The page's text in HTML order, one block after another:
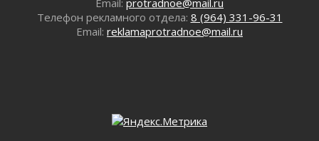
Безмолвный крик о помощи
01 августа 2026
Не женское это дело...уверены?
Телефон рекламного отдела: 8 (964) 331-96-31
Email: reklamaprotradnoe@mail.ru